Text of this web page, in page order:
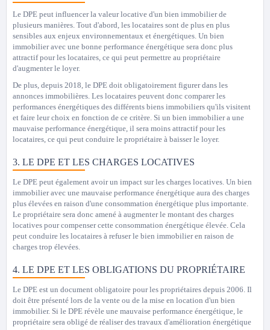
Le DPE peut influencer la valeur locative d'un bien immobilier de
plusieurs manières. Tout d'abord, les locataires sont de plus en plus
sensibles aux enjeux environnementaux et énergétiques. Un bien
immobilier avec une bonne performance énergétique sera donc plus
attractif pour les locataires, ce qui peut permettre au propriétaire
d'augmenter le loyer.
De plus, depuis 2018, le DPE doit obligatoirement figurer dans les
annonces immobilières. Les locataires peuvent donc comparer les
performances énergétiques des différents biens immobiliers qu'ils visitent
et faire leur choix en fonction de ce critère. Si un bien immobilier a une
mauvaise performance énergétique, il sera moins attractif pour les
locataires, ce qui peut conduire le propriétaire à baisser le loyer.
3. LE DPE ET LES CHARGES LOCATIVES
Le DPE peut également avoir un impact sur les charges locatives. Un bien
immobilier avec une mauvaise performance énergétique aura des charges
plus élevées en raison d'une consommation énergétique plus importante.
Le propriétaire sera donc amené à augmenter le montant des charges
locatives pour compenser cette consommation énergétique élevée. Cela
peut conduire les locataires à refuser le bien immobilier en raison de
charges trop élevées.
4. LE DPE ET LES OBLIGATIONS DU PROPRIÉTAIRE
Le DPE est un document obligatoire pour les propriétaires depuis 2006. Il
doit être présenté lors de la vente ou de la mise en location d'un bien
immobilier. Si le DPE révèle une mauvaise performance énergétique, le
propriétaire sera obligé de réaliser des travaux d'amélioration énergétique